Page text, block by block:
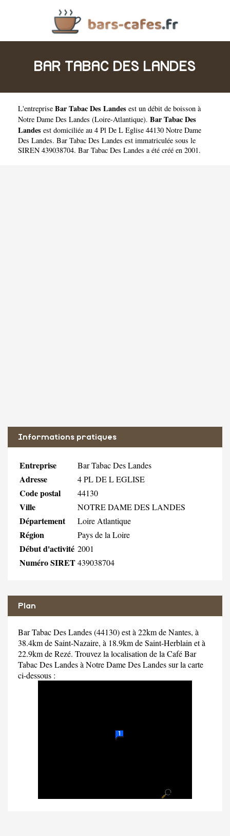
BAR TABAC DES LANDES
L'entreprise Bar Tabac Des Landes est un débit de boisson à
Notre Dame Des Landes (Loire-Atlantique). Bar Tabac Des
Landes est domiciliée au 4 Pl De L Eglise 44130 Notre Dame
Des Landes. Bar Tabac Des Landes est immatriculée sous le
SIREN 439038704. Bar Tabac Des Landes a été créé en 2001.
Informations pratiques
Entreprise Bar Tabac Des Landes
Adresse 4 PL DE L EGLISE
Code postal 44130
Ville NOTRE DAME DES LANDES
Département Loire Atlantique
Région Pays de la Loire
Début d'activité 2001
Numéro SIRET439038704
Plan
Bar Tabac Des Landes (44130) est à 22km de Nantes, à
38.4km de Saint-Nazaire, à 18.9km de Saint-Herblain et à
22.9km de Rezé. Trouvez la localisation de la Café Bar
Tabac Des Landes à Notre Dame Des Landes sur la carte
ci-dessous :